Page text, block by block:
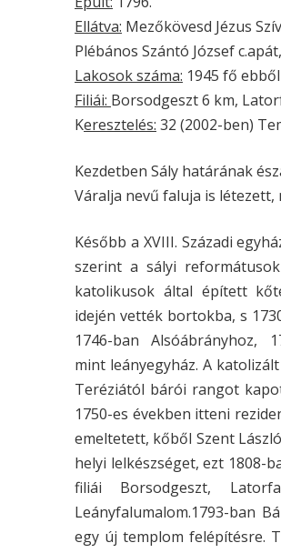
Ellátva: Mezőkövesd Jézus
Plébános Szántó József
Lakosok száma: 1945 fő
Filiái: Borsodgeszt 6 km,
Keresztelés: 32 (2002-ben)
Kezdetben Sály határának
Váralja nevű faluja is létezett,
Később a XVIII. Századi
szerint a sályi
katolikusok által épített
idején vették bortokba, s
1746-ban Alsóábrányhoz,
mint leányegyház. A
Teréziától bárói rangot
1750-es években itteni
emeltetett, kőből Szent
helyi lelkészséget, ezt 1808-
filiái Borsodgeszt,
Leányfalumalom.1793-ban
egy új templom felépítésre.